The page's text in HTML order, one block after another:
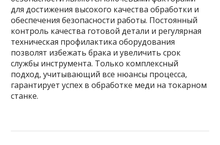
для достижения высокого качества обработки и
обеспечения безопасности работы. Постоянный
контроль качества готовой детали и регулярная
техническая профилактика оборудования
позволят избежать брака и увеличить срок
службы инструмента. Только комплексный
подход, учитывающий все нюансы процесса,
гарантирует успех в обработке меди на токарном
станке.